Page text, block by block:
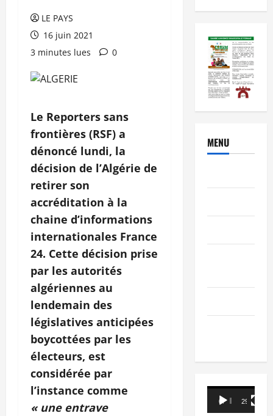
LE PAYS
16 juin 2021
3 minutes lues
0
Le Reporters sans
frontières (RSF) a
dénoncé lundi, la
décision de l’Algérie de
retirer son
accréditation à la
chaine d’informations
internationales France
24. Cette décision prise
par les autorités
algériennes au
lendemain des
législatives anticipées
boycottées par les
électeurs, est
considérée par
l’instance comme
« une entrave
MENU
Lecteur
vidéo
00:00 29:21